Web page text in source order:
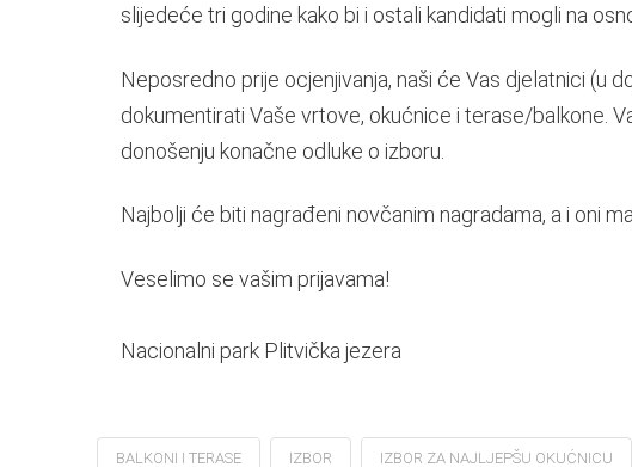
slijedeće tri godine kako bi i ostali kandidati mogli na
Neposredno prije ocjenjivanja, naši će Vas djelatnici (u
dokumentirati Vaše vrtove, okućnice i terase/balkone.
donošenju konačne odluke o izboru.
Najbolji će biti nagrađeni novčanim nagradama, a i oni
Veselimo se vašim prijavama!
Nacionalni park Plitvička jezera
BALKONI I TERASE IZBOR IZBOR ZA NAJLJEPŠU OKUĆNICU